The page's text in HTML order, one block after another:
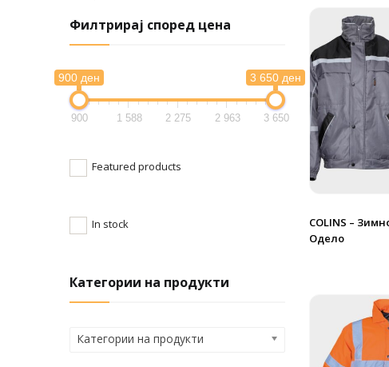
COLINS –
Одело
Филтрирај според цена
900 ден 3 650 ден
900 1 588 2 275 2 963 3 650
Featured products
In stock
Категории на продукти
Категории на продукти